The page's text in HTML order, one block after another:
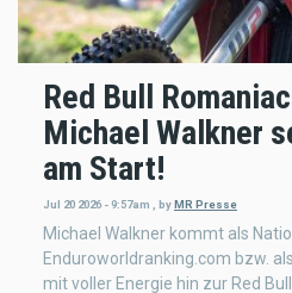
Red Bull
Michael Walkner
am Start!
Jul 20 2026 - 9:57am byMR Presse
Michael Walkner kommt als
Enduroworldranking.com bzw.
mit voller Energie hin zur Red